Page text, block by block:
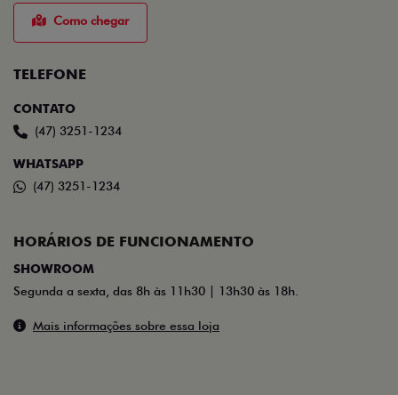
Como chegar
TELEFONE
CONTATO
(47) 3251-1234
WHATSAPP
(47) 3251-1234
HORÁRIOS DE FUNCIONAMENTO
SHOWROOM
Segunda a sexta, das 8h às 11h30 | 13h30 às 18h.
Mais informações sobre essa loja